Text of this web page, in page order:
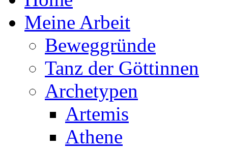
Meine Arbeit
Beweggründe
Tanz der Göttinnen
Archetypen
Artemis
Athene